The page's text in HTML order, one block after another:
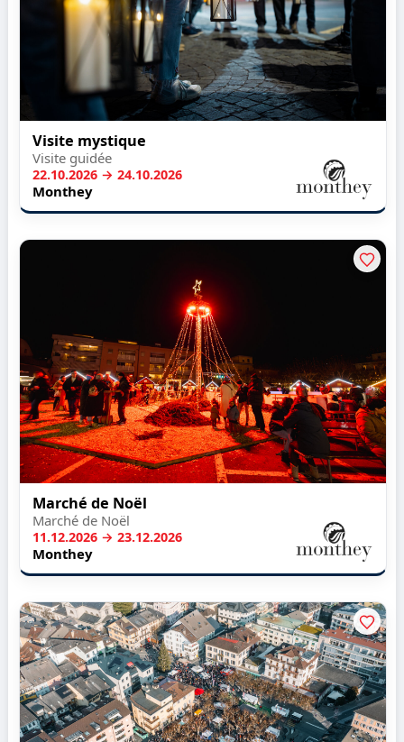
Visite mystique
Visite guidée
22.10.2026 → 24.10.2026
Monthey
Marché de Noël
Marché de Noël
11.12.2026 → 23.12.2026
Monthey